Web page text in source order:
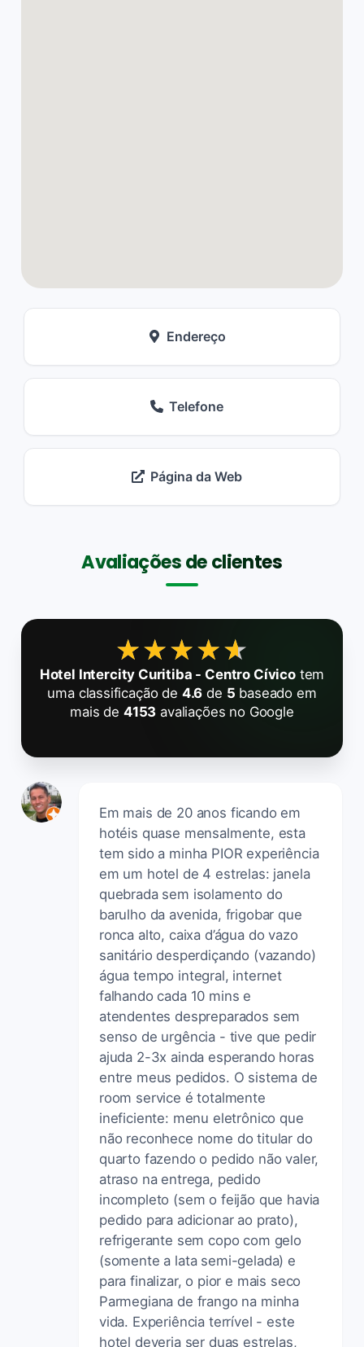
Endereço
Telefone
Página da Web
Avaliações de clientes
★★★★★
★★★★★
Hotel Intercity Curitiba - Centro Cívicotem
uma classificação de 4.6 de 5 baseado em
mais de 4153 avaliações no Google
Em mais de 20 anos ficando em
hotéis quase mensalmente, esta
tem sido a minha PIOR experiência
em um hotel de 4 estrelas: janela
quebrada sem isolamento do
barulho da avenida, frigobar que
ronca alto, caixa d’água do vazo
sanitário desperdiçando (vazando)
água tempo integral, internet
falhando cada 10 mins e
atendentes despreparados sem
senso de urgência - tive que pedir
ajuda 2-3x ainda esperando horas
entre meus pedidos. O sistema de
room service é totalmente
ineficiente: menu eletrônico que
não reconhece nome do titular do
quarto fazendo o pedido não valer,
atraso na entrega, pedido
incompleto (sem o feijão que havia
pedido para adicionar ao prato),
refrigerante sem copo com gelo
(somente a lata semi-gelada) e
para finalizar, o pior e mais seco
Parmegiana de frango na minha
vida. Experiência terrível - este
hotel deveria ser duas estrelas,